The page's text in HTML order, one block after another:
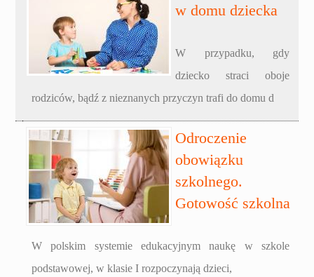
w domu dziecka
W przypadku, gdy
dziecko straci oboje
rodziców, bądź z nieznanych przyczyn trafi do domu d
Odroczenie
obowiązku
szkolnego.
Gotowość szkolna
W polskim systemie edukacyjnym naukę w szkole
podstawowej, w klasie I rozpoczynają dzieci,